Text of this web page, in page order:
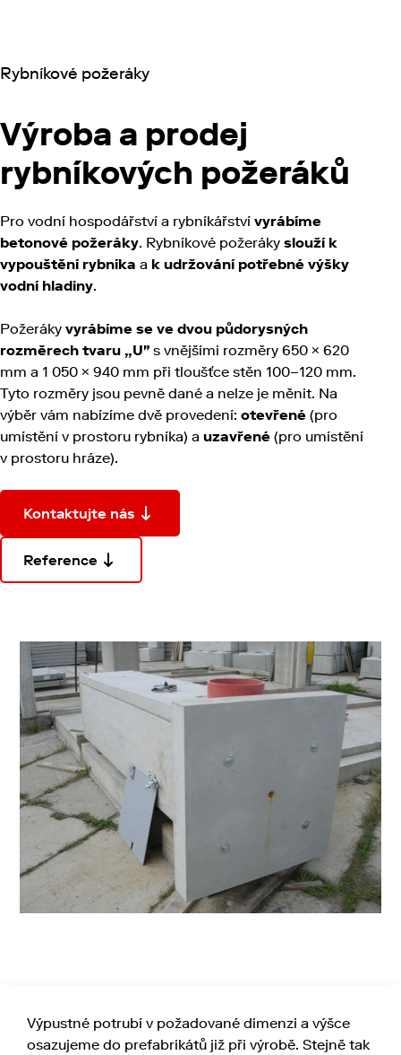
Rybníkové požeráky
Výroba a prodej
rybníkových požeráků
Pro vodní hospodářství a rybníkářství vyrábíme
betonové požeráky. Rybníkové požeráky slouží k
vypouštění rybníka a k udržování potřebné výšky
vodní hladiny.
Požeráky vyrábíme se ve dvou půdorysných
rozměrech tvaru „U" s vnějšími rozměry 650 × 620
mm a 1 050 × 940 mm při tloušťce stěn 100–120 mm.
Tyto rozměry jsou pevně dané a nelze je měnit. Na
výběr vám nabízíme dvě provedení: otevřené (pro
umístění v prostoru rybníka) a uzavřené (pro umístění
v prostoru hráze).
Kontaktujte nás
Reference
Výpustné potrubí v požadované dimenzi a výšce
osazujeme do prefabrikátů již při výrobě. Stejně tak